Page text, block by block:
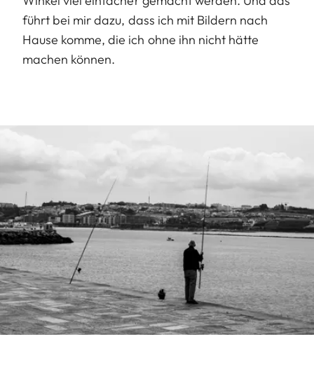
führt bei mir dazu, dass ich mit Bildern nach
Hause komme, die ich ohne ihn nicht hätte
machen können.